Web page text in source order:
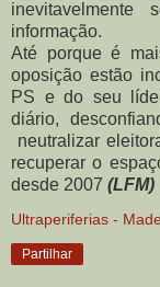
informação.
Até porque é
oposição estão
PS e do seu
diário,
neutralizar
recuperar o
desde 2007 (LFM)
Ultraperiferias -
Partilhar